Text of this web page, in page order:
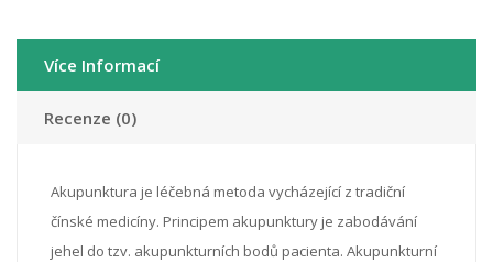
Více Informací
Recenze (0)
Akupunktura je léčebná metoda vycházející z tradiční
čínské medicíny. Principem akupunktury je zabodávání
jehel do tzv. akupunkturních bodů pacienta. Akupunkturní